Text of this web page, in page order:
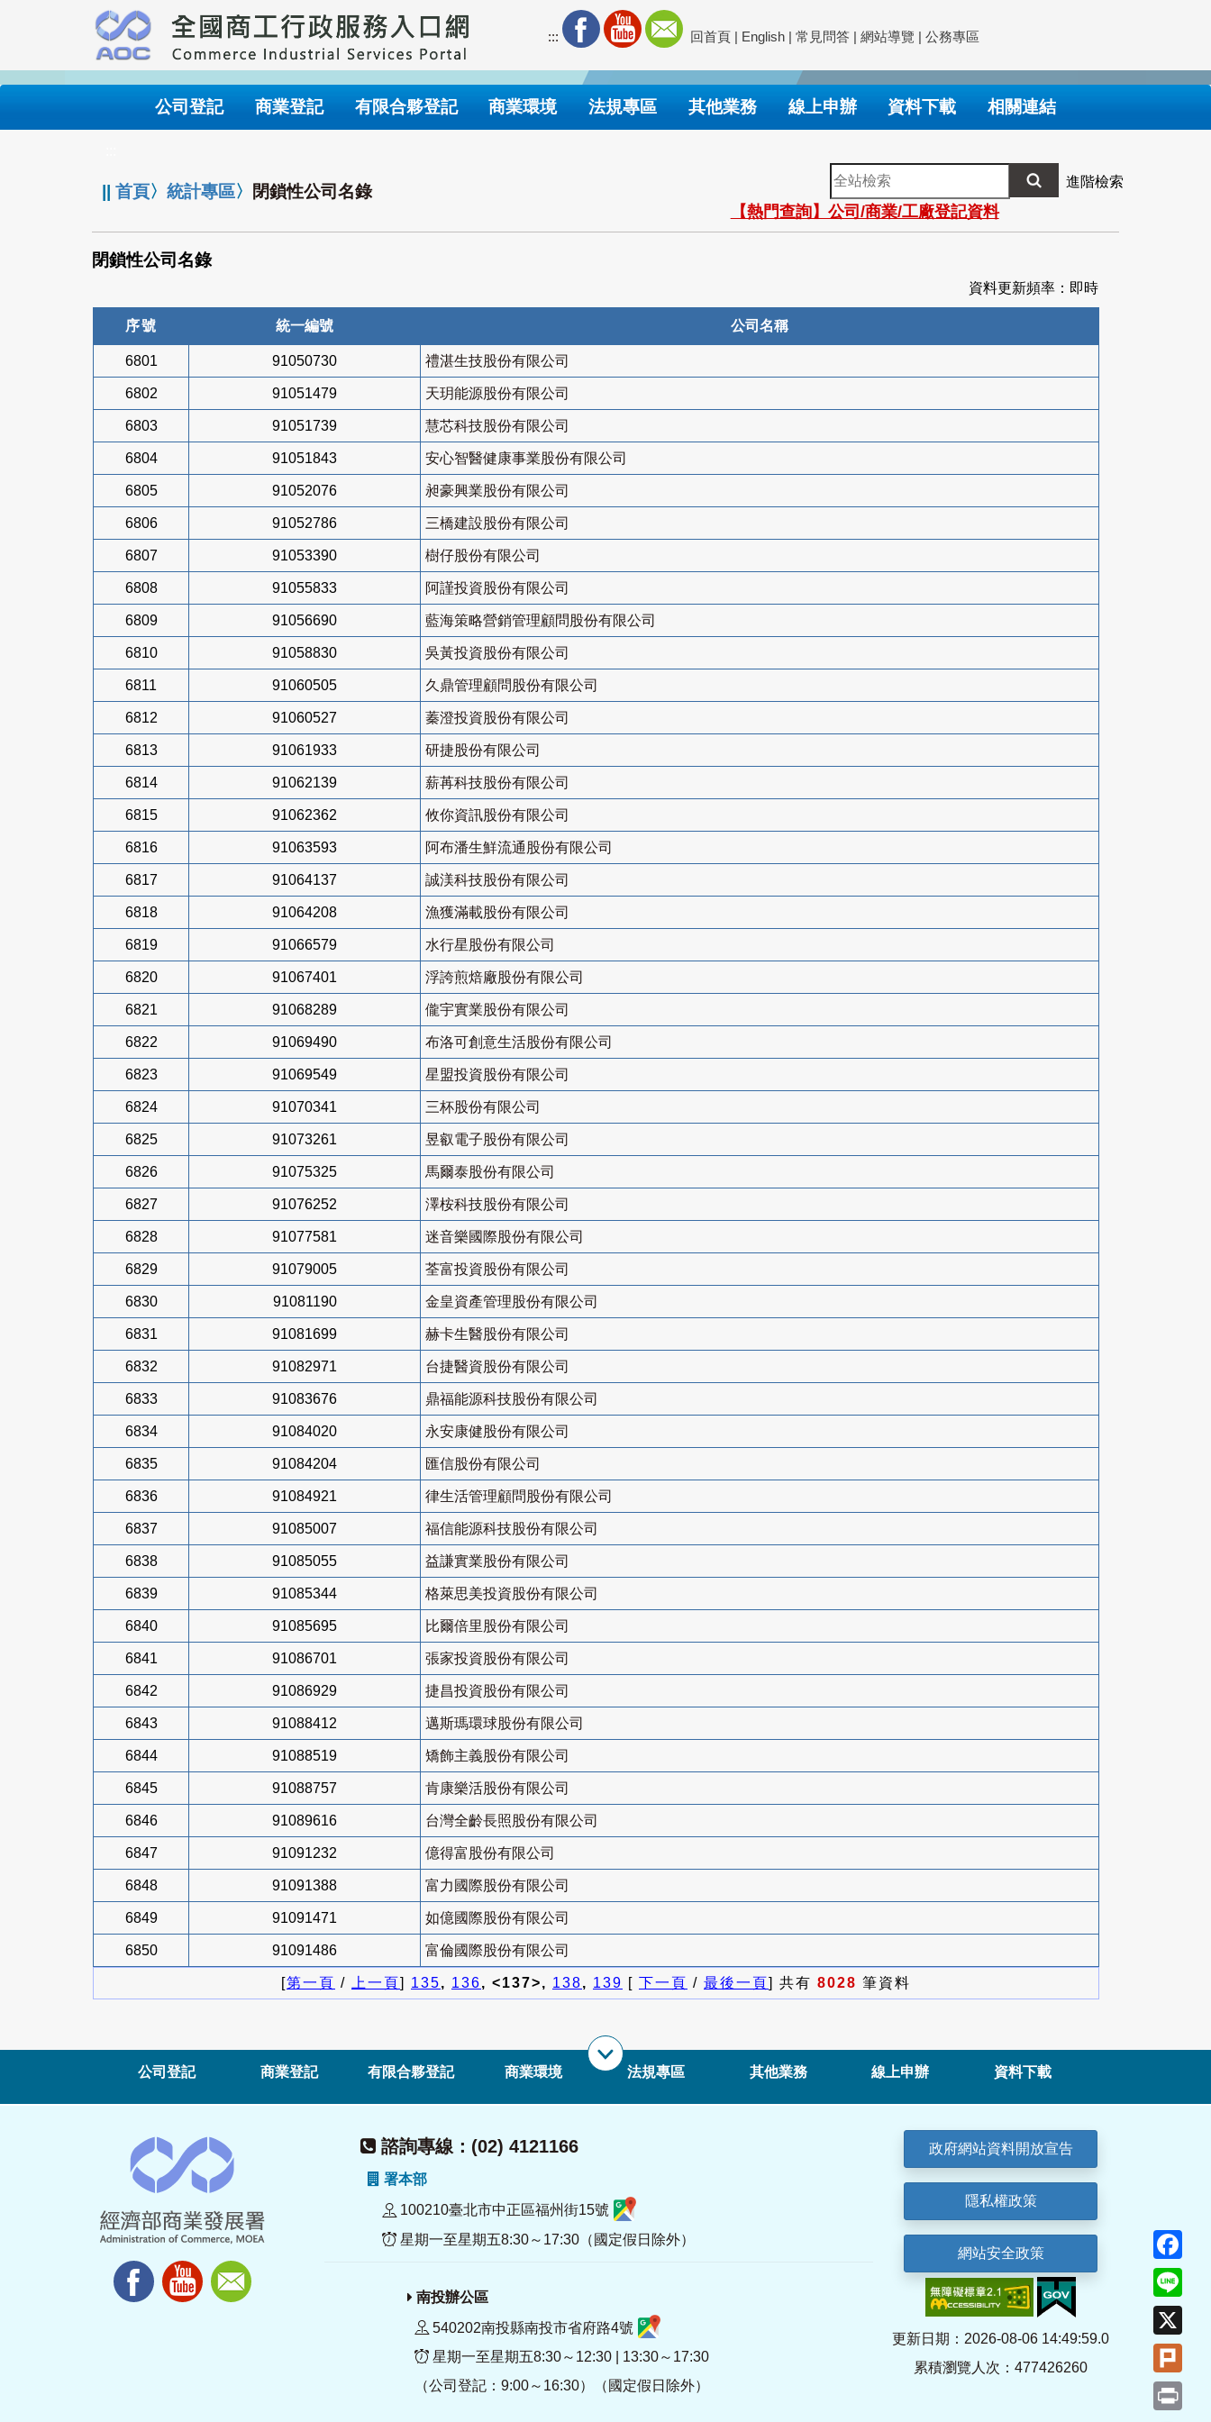
要
內
::: 回首頁 | English | 常見問答 | 網站導覽 | 公務專區
公司登記 商業登記 有限合夥登記 商業環境 法規專區 其他業務 線上申辦 資料下載 相關連結
||首頁〉統計專區〉 閉鎖性公司名錄
全
站
檢
索
進階檢索
【熱門查詢】公司/商業/工廠登記資料
閉鎖性公司名錄
資料更新頻率：即時
序號 統一編號 公司名稱
6801 91050730 禮湛生技股份有限公司
6802 91051479 天玥能源股份有限公司
6803 91051739 慧芯科技股份有限公司
6804 91051843 安心智醫健康事業股份有限公司
6805 91052076 昶豪興業股份有限公司
6806 91052786 三橋建設股份有限公司
6807 91053390 樹仔股份有限公司
6808 91055833 阿謹投資股份有限公司
6809 91056690 藍海策略營銷管理顧問股份有限公司
6810 91058830 吳黃投資股份有限公司
6811 91060505 久鼎管理顧問股份有限公司
6812 91060527 蓁澄投資股份有限公司
6813 91061933 研捷股份有限公司
6814 91062139 薪苒科技股份有限公司
6815 91062362 攸你資訊股份有限公司
6816 91063593 阿布潘生鮮流通股份有限公司
6817 91064137 誠渼科技股份有限公司
6818 91064208 漁獲滿載股份有限公司
6819 91066579 水行星股份有限公司
6820 91067401 浮誇煎焙廠股份有限公司
6821 91068289 儱宇實業股份有限公司
6822 91069490 布洛可創意生活股份有限公司
6823 91069549 星盟投資股份有限公司
6824 91070341 三杯股份有限公司
6825 91073261 昱叡電子股份有限公司
6826 91075325 馬爾泰股份有限公司
6827 91076252 澤桉科技股份有限公司
6828 91077581 迷音樂國際股份有限公司
6829 91079005 荃富投資股份有限公司
6830 91081190 金皇資產管理股份有限公司
6831 91081699 赫卡生醫股份有限公司
6832 91082971 台捷醫資股份有限公司
6833 91083676 鼎福能源科技股份有限公司
6834 91084020 永安康健股份有限公司
6835 91084204 匯信股份有限公司
6836 91084921 律生活管理顧問股份有限公司
6837 91085007 福信能源科技股份有限公司
6838 91085055 益謙實業股份有限公司
6839 91085344 格萊思美投資股份有限公司
6840 91085695 比爾倍里股份有限公司
6841 91086701 張家投資股份有限公司
6842 91086929 捷昌投資股份有限公司
6843 91088412 邁斯瑪環球股份有限公司
6844 91088519 矯飾主義股份有限公司
6845 91088757 肯康樂活股份有限公司
6846 91089616 台灣全齡長照股份有限公司
6847 91091232 億得富股份有限公司
6848 91091388 富力國際股份有限公司
6849 91091471 如億國際股份有限公司
6850 91091486 富倫國際股份有限公司
[第一頁 / 上一頁] 135, 136, <137>, 138, 139 [ 下一頁 / 最後一頁] 共有 8028 筆資料
公司登記 商業登記 有限合夥登記 商業環境 法規專區 其他業務 線上申辦 資料下載
諮詢專線：(02) 4121166
署本部
100210臺北市中正區福州街15號
星期一至星期五8:30～17:30（國定假日除外）
南投辦公區
540202南投縣南投市省府路4號
星期一至星期五8:30～12:30 | 13:30～17:30
（公司登記：9:00～16:30）（國定假日除外）
政府網站資料開放宣告
隱私權政策
網站安全政策
更新日期：2026-08-06 14:49:59.0
累積瀏覽人次：477426260